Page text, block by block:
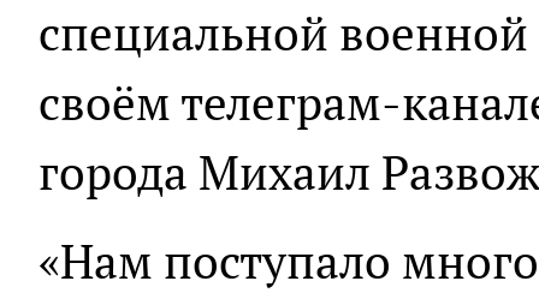
специальной
своём телеграм-
города Михаил
«Нам поступало